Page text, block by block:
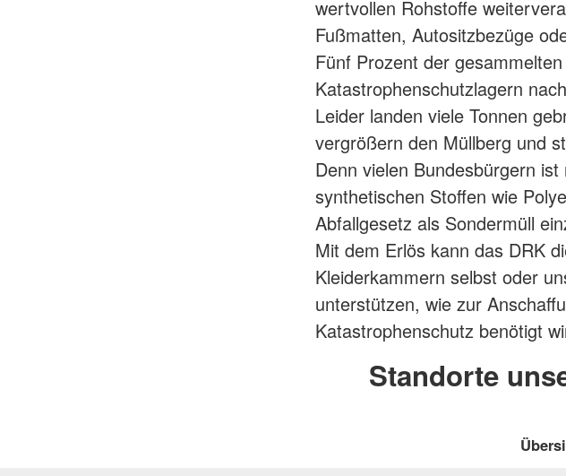
wertvollen Rohstoffe
Fußmatten, Autositzbezüge
Fünf Prozent der
Katastrophenschutzlagern
Leider landen viele Tonnen
vergrößern den Müllberg und
Denn vielen Bundesbürgern
synthetischen Stoffen wie
Abfallgesetz als Sondermüll
Mit dem Erlös kann das DRK
Kleiderkammern selbst oder
unterstützen, wie zur
Katastrophenschutz benötigt
Standorte